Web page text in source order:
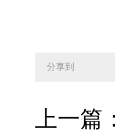
分享到
上一篇：